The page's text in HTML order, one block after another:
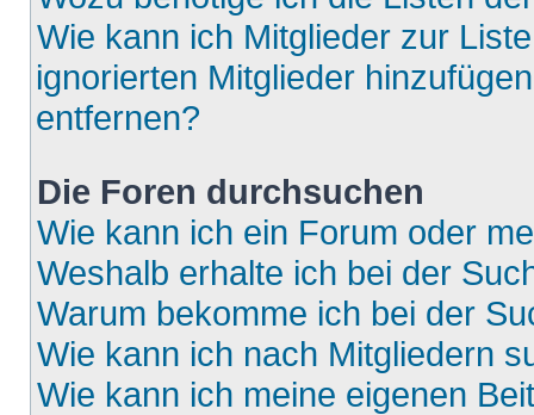
Wie kann ich Mitglieder zur
ignorierten Mitglieder
entfernen?
Die Foren durchsuchen
Wie kann ich ein Forum oder
Weshalb erhalte ich bei der
Warum bekomme ich bei der
Wie kann ich nach Mitgliedern
Wie kann ich meine eigenen